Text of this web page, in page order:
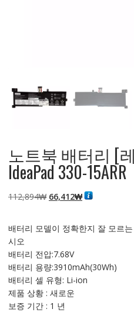
노트북 배터리 [레
IdeaPad 330-15ARR
112,894₩ 원
격:
66,412₩현
격:
배터리 모델이 정확한지 잘 모르
시오
배터리 전압:7.68V
배터리 용량:3910mAh(30Wh)
배터리 셀 유형: Li-ion
제품 상황 : 새로운
보증 기간 : 1 년